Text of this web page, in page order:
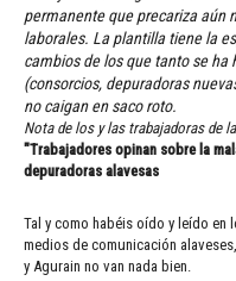
permanente que precariza aún
laborales. La plantilla tiene la
cambios de los que tanto se ha
(consorcios, depuradoras
no caigan en saco roto.
Nota de los y las trabajadoras de
"Trabajadores opinan sobre la
depuradoras alavesas
Tal y como habéis oído y leído en
medios de comunicación
y Agurain no van nada bien.